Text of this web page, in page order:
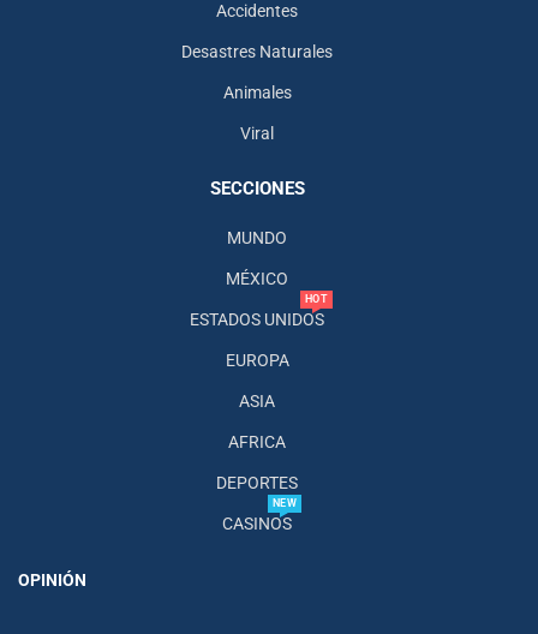
Accidentes
Desastres Naturales
Animales
Viral
SECCIONES
MUNDO
MÉXICO
ESTADOS UNIDOS
HOT
EUROPA
ASIA
AFRICA
DEPORTES
CASINOS
NEW
OPINIÓN